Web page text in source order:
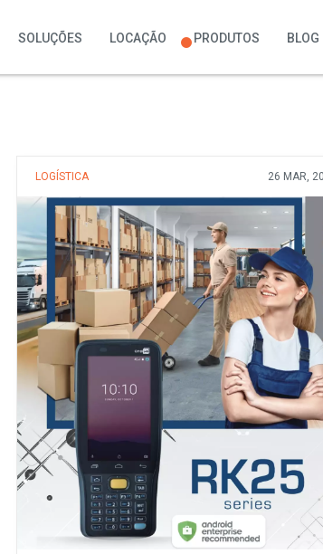
SOLUÇÕES LOCAÇÃO PRODUTOS BLOG
LOGÍSTICA 26 MAR,